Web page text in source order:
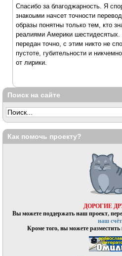
Спасибо за благоджарность. Я
знакоыми начсет точности
образы понятны только тем, кто
реалиями Америки
передан точно, с этим никто не
пустоте, губительности и
от лирики.
Поиск на сайте
Как помочь проекту?
ДОРОГИЕ
Вы можете поддержать наш проект,
наш
Кроме того, вы можете разместить